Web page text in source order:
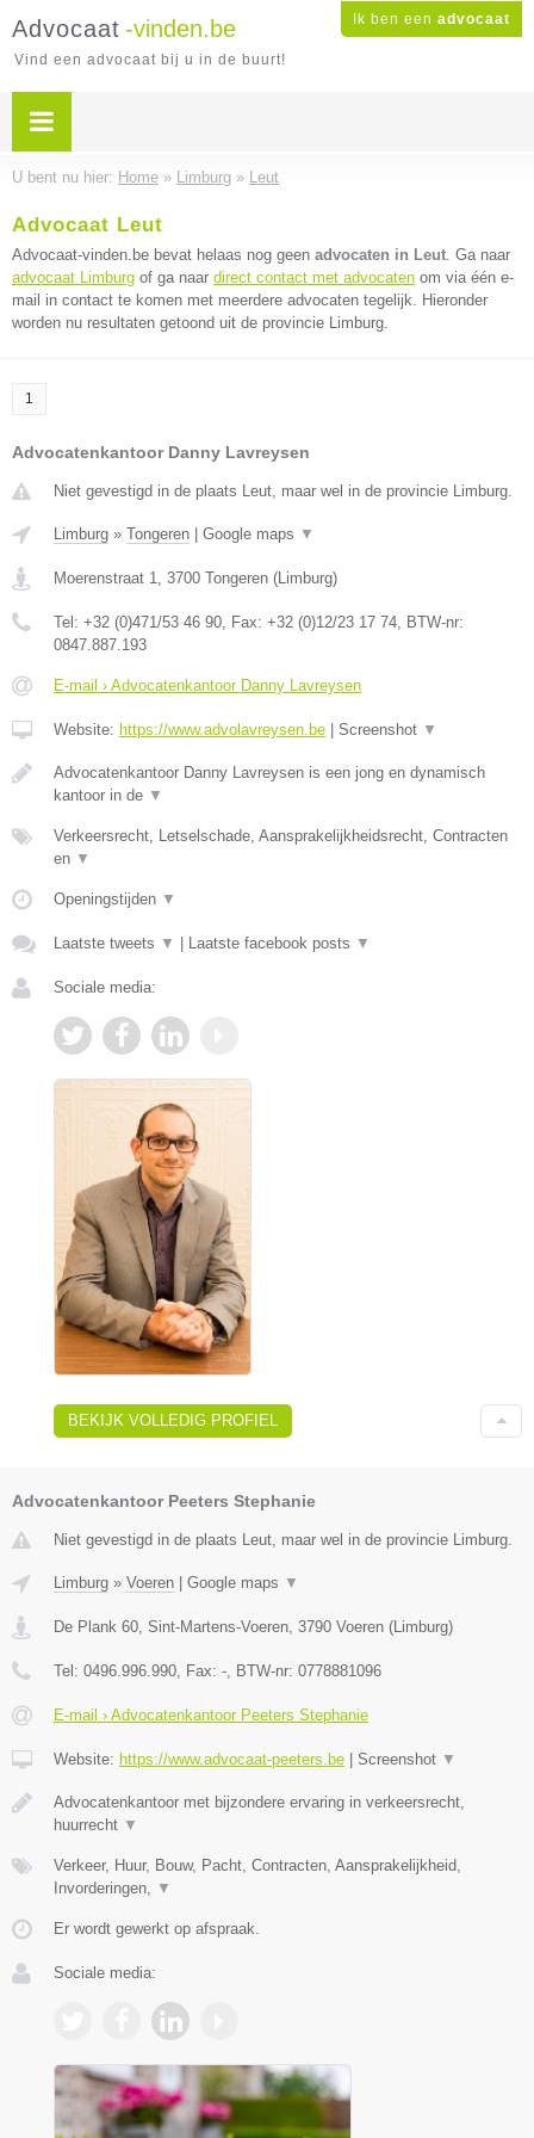
Ik ben een advocaat
Advocaat -vinden.be
Vind een advocaat bij u in de buurt!
U bent nu hier: Home » Limburg » Leut
Advocaat Leut
Advocaat-vinden.be bevat helaas nog geen advocaten in Leut. Ga naar
advocaat Limburg of ga naar direct contact met advocaten om via één e-
mail in contact te komen met meerdere advocaten tegelijk. Hieronder
worden nu resultaten getoond uit de provincie Limburg.
1
Advocatenkantoor Danny Lavreysen
Niet gevestigd in de plaats Leut, maar wel in de provincie Limburg.
Limburg » Tongeren Google maps ▼
Moerenstraat 1, 3700 Tongeren (Limburg)
Tel: +32 (0)471/53 46 90, Fax: +32 (0)12/23 17 74, BTW-nr:
0847.887.193
E-mail › Advocatenkantoor Danny Lavreysen
Website: https://www.advolavreysen.be Screenshot ▼
Advocatenkantoor Danny Lavreysen is een jong en dynamisch
kantoor in de ▼
Verkeersrecht, Letselschade, Aansprakelijkheidsrecht, Contracten
en ▼
Openingstijden ▼
Laatste tweets ▼ Laatste facebook posts ▼
Sociale media:
BEKIJK VOLLEDIG PROFIEL
Advocatenkantoor Peeters Stephanie
Niet gevestigd in de plaats Leut, maar wel in de provincie Limburg.
Limburg » Voeren Google maps ▼
De Plank 60, Sint-Martens-Voeren 3790 Voeren ( Limburg)
Tel: 0496.996.990 , Fax: - , BTW-nr: 0778881096
E-mail › Advocatenkantoor Peeters Stephanie
Website: https://www.advocaat-peeters.be Screenshot ▼
Advocatenkantoor met bijzondere ervaring in verkeersrecht,
huurrecht ▼
Verkeer, Huur, Bouw, Pacht, Contracten, Aansprakelijkheid,
Invorderingen,
▼
Er wordt gewerkt op afspraak.
Sociale media: